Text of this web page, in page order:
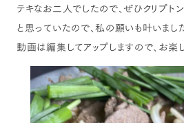
テキなお二人でしたので、ぜひクリプトン
と思っていたので、私の願いも叶いまし
動画は編集してアップしますので、お楽